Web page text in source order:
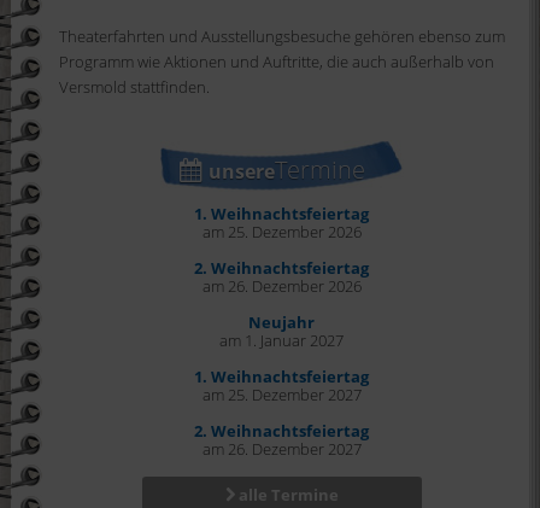
Theaterfahrten und Ausstellungsbesuche gehören ebenso zum
Programm wie Aktionen und Auftritte, die auch außerhalb von
Versmold stattfinden.
unsereTermine
1. Weihnachtsfeiertag
am 25. Dezember 2026
2. Weihnachtsfeiertag
am 26. Dezember 2026
Neujahr
am 1. Januar 2027
1. Weihnachtsfeiertag
am 25. Dezember 2027
2. Weihnachtsfeiertag
am 26. Dezember 2027
alle Termine